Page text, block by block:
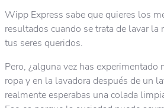
Wipp Express sabe que quieres los
resultados cuando se trata de lavar la
tus seres queridos.
Pero, ¿alguna vez has experimentado
ropa y en la lavadora después de un
realmente esperabas una colada